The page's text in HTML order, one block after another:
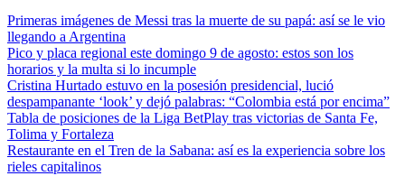
Primeras imágenes de Messi tras la muerte de su papá: así se le vio
llegando a Argentina
Pico y placa regional este domingo 9 de agosto: estos son los
horarios y la multa si lo incumple
Cristina Hurtado estuvo en la posesión presidencial, lució
despampanante ‘look’ y dejó palabras: “Colombia está por encima”
Tabla de posiciones de la Liga BetPlay tras victorias de Santa Fe,
Tolima y Fortaleza
Restaurante en el Tren de la Sabana: así es la experiencia sobre los
rieles capitalinos